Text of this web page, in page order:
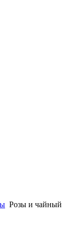
Розы и чайный